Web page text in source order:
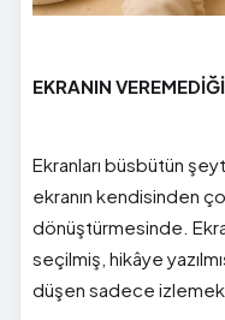
EKRANIN
Ekranları büsbütün
ekranın kendisinden
dönüştürmesinde.
seçilmiş, hikâye
düşen sadece izlemek.